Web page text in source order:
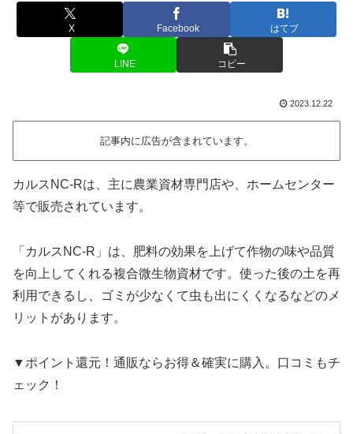
X Facebook はてブ
LINE コピー
2023.12.22
記事内に広告が含まれています。
カルスNC-Rは、主に農業資材専門店や、ホームセンター
等で販売されています。
「カルスNC-R」は、肥料の効果を上げて作物の味や品質
を向上してくれる複合微生物資材です。使った後の土を再
利用できるし、ゴミが少なくて虫も出にくくなるなどのメ
リットがあります。
▼ポイント還元！通販ならお得＆確実に購入。口コミもチ
ェック！